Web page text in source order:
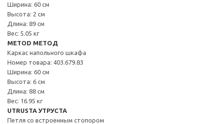
Ширина: 60 см
Высота: 2 см
Длина: 89 см
Вес: 5.05 кг
METOD МЕТОД
Каркас напольного шкафа
Номер товара: 403.679.83
Ширина: 60 см
Высота: 6 см
Длина: 88 см
Вес: 16.95 кг
UTRUSTA УТРУСТА
Петля со встроенным стопором